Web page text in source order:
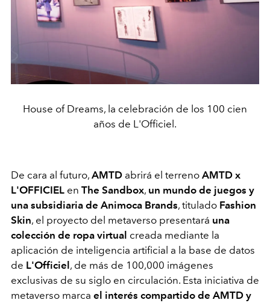
House of Dreams, la celebración de los 100 cien
años de L'Officiel.
De cara al futuro, AMTD abrirá el terreno AMTD x
L'OFFICIEL en The Sandbox, un mundo de juegos y
una subsidiaria de Animoca Brands, titulado Fashion
Skin, el proyecto del metaverso presentará una
colección de ropa virtual creada mediante la
aplicación de inteligencia artificial a la base de datos
de L'Officiel, de más de 100,000 imágenes
exclusivas de su siglo en circulación. Esta iniciativa de
metaverso marca el interés compartido de AMTD y